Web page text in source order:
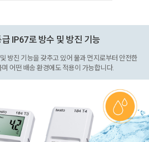
IP67로 방수 및 방진 기능
방진 기능을 갖추고 있어 물과 먼지로부터 안전한
며 어떤 배송 환경에도 적용이 가능합니다.